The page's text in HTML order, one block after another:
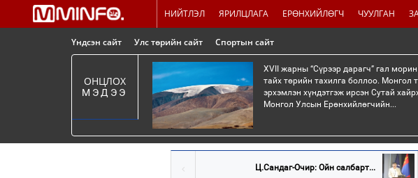
НИЙТЛЭЛ ЯРИЛЦЛАГА ЕРӨНХИЙЛӨГЧ ЧУУЛГАН
Үндсэн сайт Улс төрийн сайт Спортын сайт
ОНЦЛОХ
МЭДЭЭ
XVII жарны “Сүрээр дарагч” гал
тайх төрийн тахилга боллоо. Монгол
эрхэмлэн хүндэтгэж ирсэн Сутай
Монгол Улсын Ерөнхийлөгчийн...
Ц.Сандаг-Очир: Ойн салбарт...